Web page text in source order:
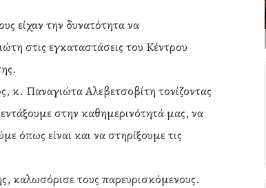
είχαν την δυνατότητα να
στις εγκαταστάσεις του Κέντρου
κ. Παναγιώτα Αλεβετσοβίτη τονίζοντας
στην καθημερινότητά μας, να
όπως είναι και να στηρίξουμε τις
καλωσόρισε τους παρευρισκόμενους.